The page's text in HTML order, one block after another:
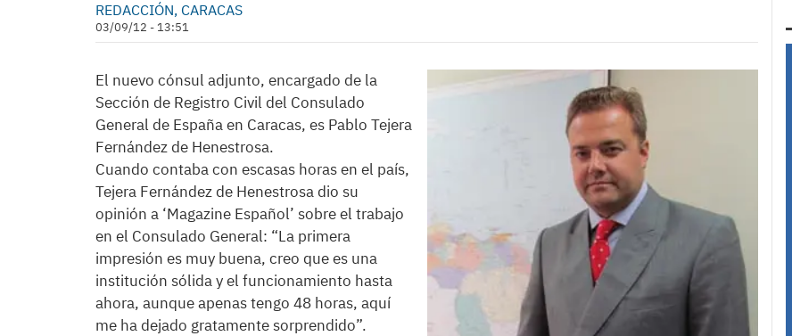
REDACCIÓN, CARACAS
03/09/12 - 13:51
El nuevo cónsul adjunto, encargado de la
Sección de Registro Civil del Consulado
General de España en Caracas, es Pablo Tejera
Fernández de Henestrosa.
Cuando contaba con escasas horas en el país,
Tejera Fernández de Henestrosa dio su
opinión a ‘Magazine Español’ sobre el trabajo
en el Consulado General: “La primera
impresión es muy buena, creo que es una
institución sólida y el funcionamiento hasta
ahora, aunque apenas tengo 48 horas, aquí
me ha dejado gratamente sorprendido”.